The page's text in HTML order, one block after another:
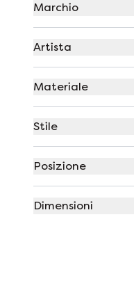
Marchio
Artista
Materiale
Stile
Posizione
Dimensioni